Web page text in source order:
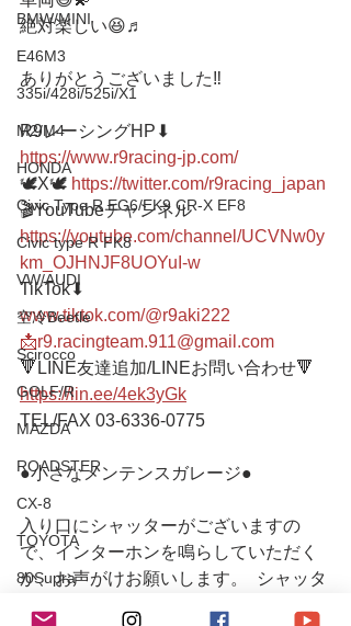
BMW/MINI
E46M3
335i/428i/525i/X1
M2/M4
HONDA
Civic Type R EG6/EK9 CR-X EF8
Civic type R FK8
VW/AUDI
空冷Beetle
Scirocco
GOLF/R
MAZDA
ROADSTER
CX-8
TOYOTA
80Supra
Yaris/FT86
絶対楽しい😆♬
ありがとうございました‼️
R9レーシングHP⬇︎
https://www.r9racing-jp.com/
🕊X🕊 https://twitter.com/r9racing_japan
🎬YouTubeチャンネル
https://youtube.com/channel/UCVNw0y
km_OJHNJF8UOYuI-w
TikTok⬇︎
www.tiktok.com/@r9aki222
📩r9.racingteam.911@gmail.com
🔻LINE友達追加/LINEお問い合わせ🔻
https://lin.ee/4ek3yGk
TEL/FAX 03-6336-0775
●小さなメンテンスガレージ●
入り口にシャッターがございますの
で、インターホンを鳴らしていただく
か、お声がけお願いします。  シャッタ